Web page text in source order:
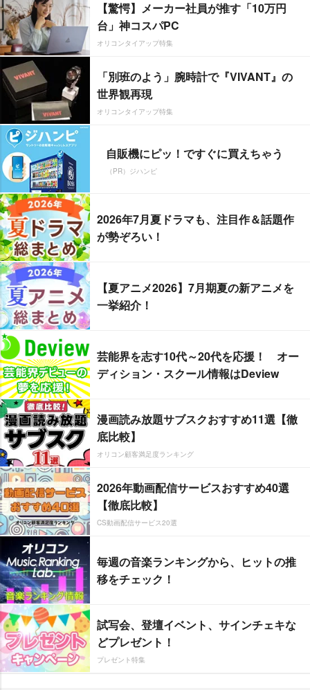
【驚愕】メーカー社員が推す「10万円
台」神コスパPC
オリコンタイアップ特集
「別班のよう」腕時計で『VIVANT』の
世界観再現
オリコンタイアップ特集
自販機にピッ！ですぐに買えちゃう
（PR）ジハンピ
2026年7月夏ドラマも、注目作＆話題作
が勢ぞろい！
【夏アニメ2026】7月期夏の新アニメを
一挙紹介！
芸能界を志す10代～20代を応援！ オー
ディション・スクール情報はDeview
漫画読み放題サブスクおすすめ11選【徹
底比較】
オリコン顧客満足度ランキング
2026年動画配信サービスおすすめ40選
【徹底比較】
CS動画配信サービス20選
毎週の音楽ランキングから、ヒットの推
移をチェック！
試写会、登壇イベント、サインチェキな
どプレゼント！
プレゼント特集